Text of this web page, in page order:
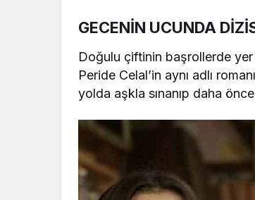
GECENİN UCUNDA
Doğulu çiftinin başrollerde yer
Peride Celal’in aynı adlı
yolda aşkla sınanıp daha